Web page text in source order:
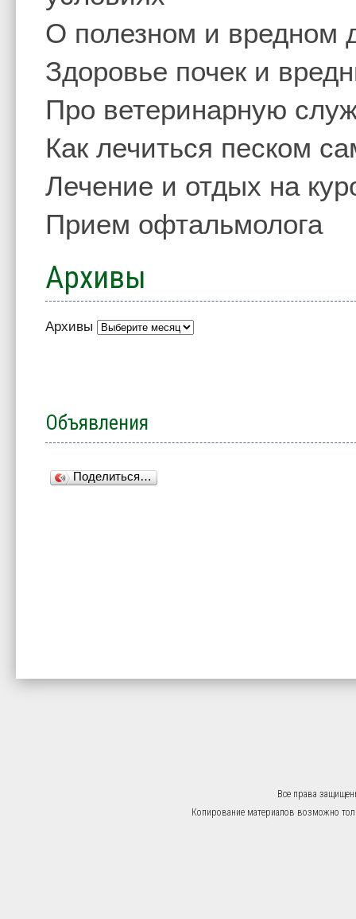
О полезном и вредном
Здоровье почек и
Про ветеринарную
Как лечиться песком
Лечение и отдых на
Прием офтальмолога
Архивы
Архивы
Объявления
Поделиться…
Все права
Копирование материалов возможно